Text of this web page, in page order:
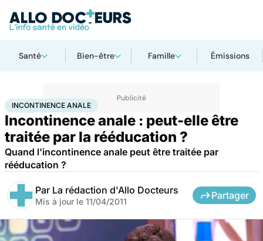
Santé Bien-être Famille Émissions
AccueilFamilleProcréation Incontinence anale
INCONTINENCE ANALE
Incontinence anale : peut-elle être
traitée par la rééducation ?
Quand l'incontinence anale peut être traitée par
rééducation ?
Par La rédaction d'Allo Docteurs
Mis à jour le 11/04/2011
Partager